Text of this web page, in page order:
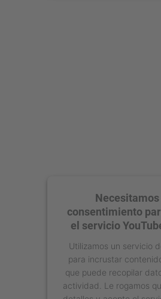
Necesitamos
consentimiento
el servicio
Utilizamos un servicio
para incrustar
que puede recopilar
actividad. Le rogamos